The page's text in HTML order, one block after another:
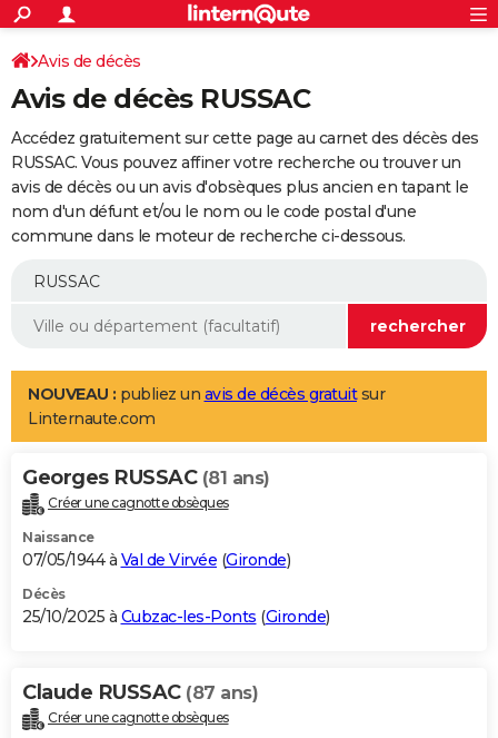
ACTUALITÉS
Politique
Société
Faits Divers
Education
Monde
Villes
+
SPORT
Coupe du monde 2026
Football
Tennis
Cyclisme
Rugby
Forum
Programme TV
TNT
Streaming
Cinéma
Sorties cinéma
Musique
+
FINANCE
Retraite
Epargne
Immobilier
Risques naturels par ville
Banque
Assurance
AUTO
Essais
Réserver un essai
Citadines
Berlines
SUV
Forum auto
+
Mobiles
Meilleur smartphone
Internet
Ordinateurs
Jeux vidéo
Guide high-tech
Aménagement intérieur
LIFESTYLE
Art de vivre
Bien-être
Loisirs
Mode
Modes de vie
Alimentation
Guide de la santé
Maladies
Médicaments
Sommeil
VOYAGE
Destinations
City break
Voyage nature
Voyage de noces
Forum
Climat
+PHOTO
GUIDES D'ACHAT
BONS PLANS
Carte de Noël
Carte Bonne année
Carte Saint-Valentin
Carte Pâques
Carte d'anniversaire
DICTIONNAIRE
Avis de décès
Avis de décès RUSSAC
Accédez gratuitement sur cette page au carnet des décès des
RUSSAC. Vous pouvez affiner votre recherche ou trouver un
avis de décès ou un avis d'obsèques plus ancien en tapant le
nom d'un défunt et/ou le nom ou le code postal d'une
commune dans le moteur de recherche ci-dessous.
NOUVEAU : publiez un avis de décès gratuitsur
Linternaute.com
Georges RUSSAC (81 ans)
Créer une cagnotte obsèques
Naissance
07/05/1944 à Val de Virvée (Gironde)
Décès
25/10/2025 à Cubzac-les-Ponts (Gironde)
Claude RUSSAC (87 ans)
Créer une cagnotte obsèques